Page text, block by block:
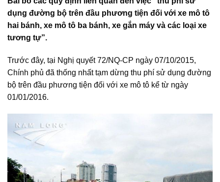
dụng đường bộ trên đầu phương tiện đối với xe mô tô
hai bánh, xe mô tô ba bánh, xe gắn máy và các loại xe
tương tự”.
Trước đây, tại Nghị quyết 72/NQ-CP ngày 07/10/2015,
Chính phủ đã thống nhất tạm dừng thu phí sử dụng đường
bộ trên đầu phương tiện đối với xe mô tô kể từ ngày
01/01/2016.